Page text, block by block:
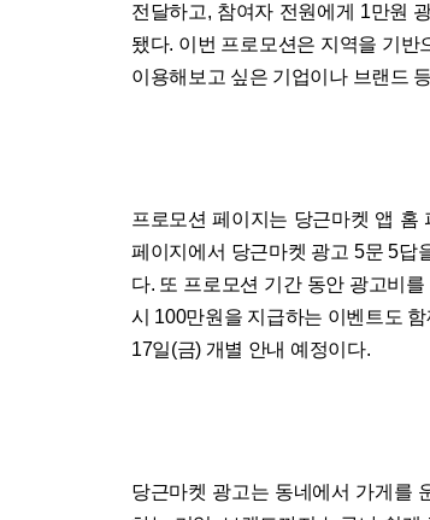
전달하고, 참여자 전원에게 1만원
됐다. 이번 프로모션은 지역을 기
이용해보고 싶은 기업이나 브랜드
프로모션 페이지는 당근마켓 앱 홈
페이지에서 당근마켓 광고 5문 5답
다. 또 프로모션 기간 동안 광고비
시 100만원을 지급하는 이벤트도
17일(금) 개별 안내 예정이다.
당근마켓 광고는 동네에서 가게를